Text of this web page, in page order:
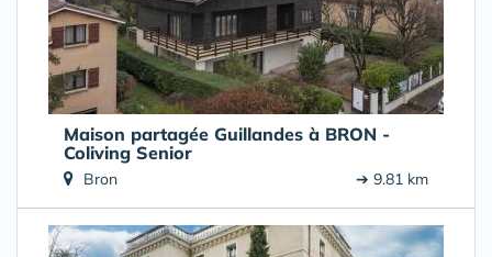
Maison partagée Guillandes à BRON -
Coliving Senior
Bron ➔ 9.81 km